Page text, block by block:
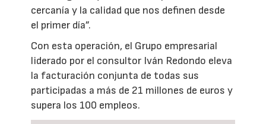
cercanía y la calidad que nos definen desde
el primer día”.
Con esta operación, el Grupo empresarial
liderado por el consultor Iván Redondo eleva
la facturación conjunta de todas sus
participadas a más de 21 millones de euros y
supera los 100 empleos.